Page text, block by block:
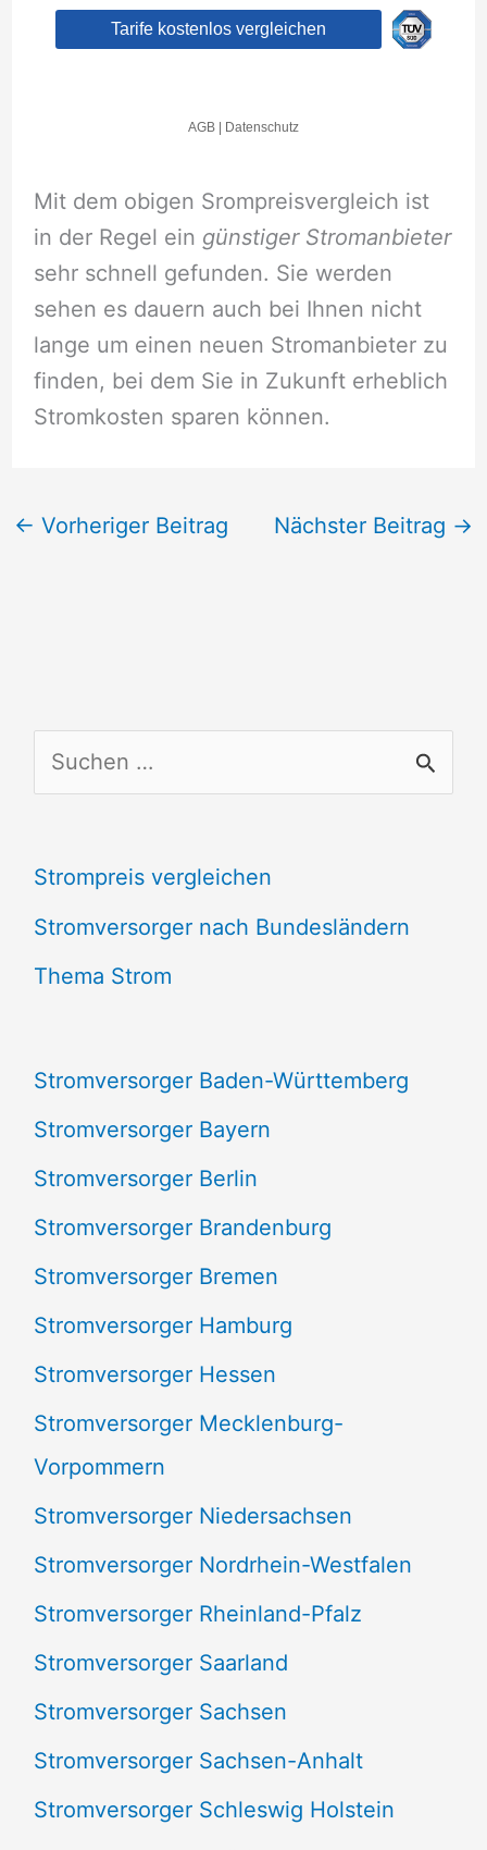
Mit dem obigen Srompreisvergleich ist
in der Regel ein günstiger Stromanbieter
sehr schnell gefunden. Sie werden
sehen es dauern auch bei Ihnen nicht
lange um einen neuen Stromanbieter zu
finden, bei dem Sie in Zukunft erheblich
Stromkosten sparen können.
← Vorheriger Beitrag Nächster Beitrag →
u
h
e
n
h
:
Strompreis vergleichen
Stromversorger nach Bundesländern
Thema Strom
Stromversorger Baden-Württemberg
Stromversorger Bayern
Stromversorger Berlin
Stromversorger Brandenburg
Stromversorger Bremen
Stromversorger Hamburg
Stromversorger Hessen
Stromversorger Mecklenburg-
Vorpommern
Stromversorger Niedersachsen
Stromversorger Nordrhein-Westfalen
Stromversorger Rheinland-Pfalz
Stromversorger Saarland
Stromversorger Sachsen
Stromversorger Sachsen-Anhalt
Stromversorger Schleswig Holstein